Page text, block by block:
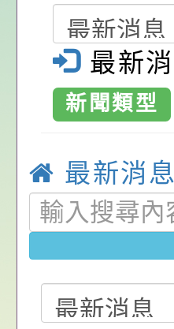
置課程
畫」一
請，請
減碳存
桃園市
年度祖
祝活動
位協助
關（構
名參加
轉知有
員退休
算器」
亦可利
「2026
動—儒
桃園市
家8月課
電影營
樂會」
轉知內
員會函
中興國
甄選公告
校課程
轉知教
最新
新聞類型
最新消